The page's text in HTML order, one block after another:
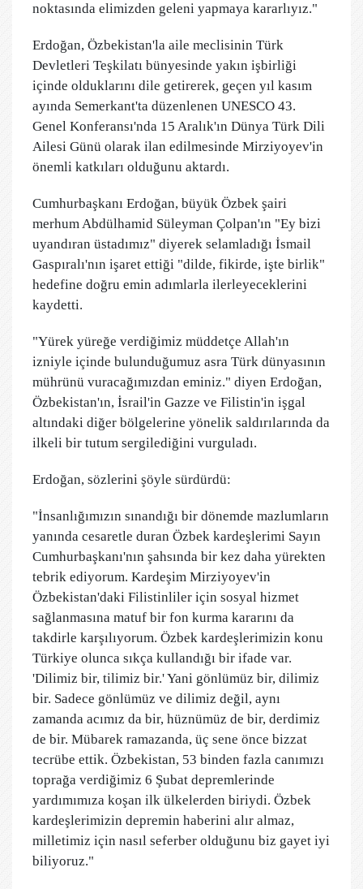
noktasında elimizden geleni yapmaya kararlıyız."
Erdoğan, Özbekistan'la aile meclisinin Türk
Devletleri Teşkilatı bünyesinde yakın işbirliği
içinde olduklarını dile getirerek, geçen yıl kasım
ayında Semerkant'ta düzenlenen UNESCO 43.
Genel Konferansı'nda 15 Aralık'ın Dünya Türk Dili
Ailesi Günü olarak ilan edilmesinde Mirziyoyev'in
önemli katkıları olduğunu aktardı.
Cumhurbaşkanı Erdoğan, büyük Özbek şairi
merhum Abdülhamid Süleyman Çolpan'ın "Ey bizi
uyandıran üstadımız" diyerek selamladığı İsmail
Gaspıralı'nın işaret ettiği "dilde, fikirde, işte birlik"
hedefine doğru emin adımlarla ilerleyeceklerini
kaydetti.
"Yürek yüreğe verdiğimiz müddetçe Allah'ın
izniyle içinde bulunduğumuz asra Türk dünyasının
mührünü vuracağımızdan eminiz." diyen Erdoğan,
Özbekistan'ın, İsrail'in Gazze ve Filistin'in işgal
altındaki diğer bölgelerine yönelik saldırılarında da
ilkeli bir tutum sergilediğini vurguladı.
Erdoğan, sözlerini şöyle sürdürdü:
"İnsanlığımızın sınandığı bir dönemde mazlumların
yanında cesaretle duran Özbek kardeşlerimi Sayın
Cumhurbaşkanı'nın şahsında bir kez daha yürekten
tebrik ediyorum. Kardeşim Mirziyoyev'in
Özbekistan'daki Filistinliler için sosyal hizmet
sağlanmasına matuf bir fon kurma kararını da
takdirle karşılıyorum. Özbek kardeşlerimizin konu
Türkiye olunca sıkça kullandığı bir ifade var.
'Dilimiz bir, tilimiz bir.' Yani gönlümüz bir, dilimiz
bir. Sadece gönlümüz ve dilimiz değil, aynı
zamanda acımız da bir, hüznümüz de bir, derdimiz
de bir. Mübarek ramazanda, üç sene önce bizzat
tecrübe ettik. Özbekistan, 53 binden fazla canımızı
toprağa verdiğimiz 6 Şubat depremlerinde
yardımımıza koşan ilk ülkelerden biriydi. Özbek
kardeşlerimizin depremin haberini alır almaz,
milletimiz için nasıl seferber olduğunu biz gayet iyi
biliyoruz."